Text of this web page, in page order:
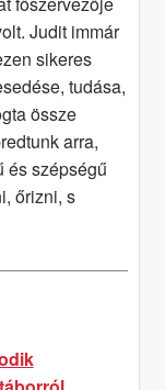
Judit immár
sikeres
tudása,
össze
arra,
és szépségű
őrizni, s